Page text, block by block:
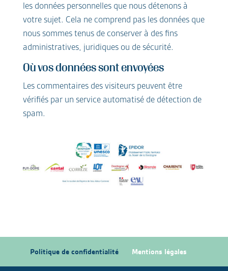
les données personnelles que nous détenons à
votre sujet. Cela ne comprend pas les données que
nous sommes tenus de conserver à des fins
administratives, juridiques ou de sécurité.
Où vos données sont envoyées
Les commentaires des visiteurs peuvent être
vérifiés par un service automatisé de détection de
spam.
Politique de confidentialité Mentions légales